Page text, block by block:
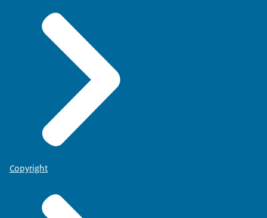
Copyright